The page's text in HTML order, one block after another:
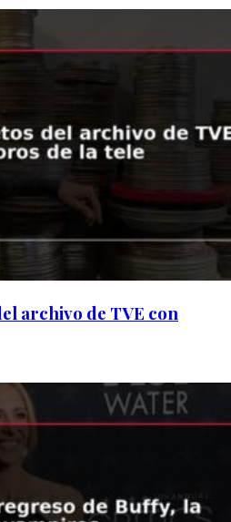
archivo de TVE con